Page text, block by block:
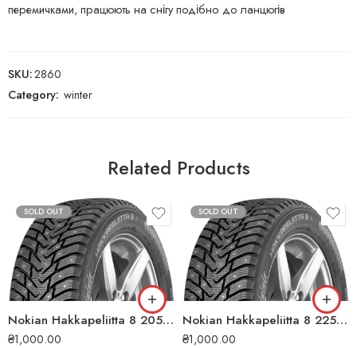
перемичками, працюють на снігу подібно до ланцюгів
SKU:2860
Category: winter
Related Products
SOLD OUT
Nokian Hakkapeliitta 8 205/55 R16 91T Run Flat (ШИП) зимова шина
₴1,000.00
SOLD OUT
Nokian Hakkapeliitta 8 225/45 R17 94T XL (ШИП) зимова шина
₴1,000.00